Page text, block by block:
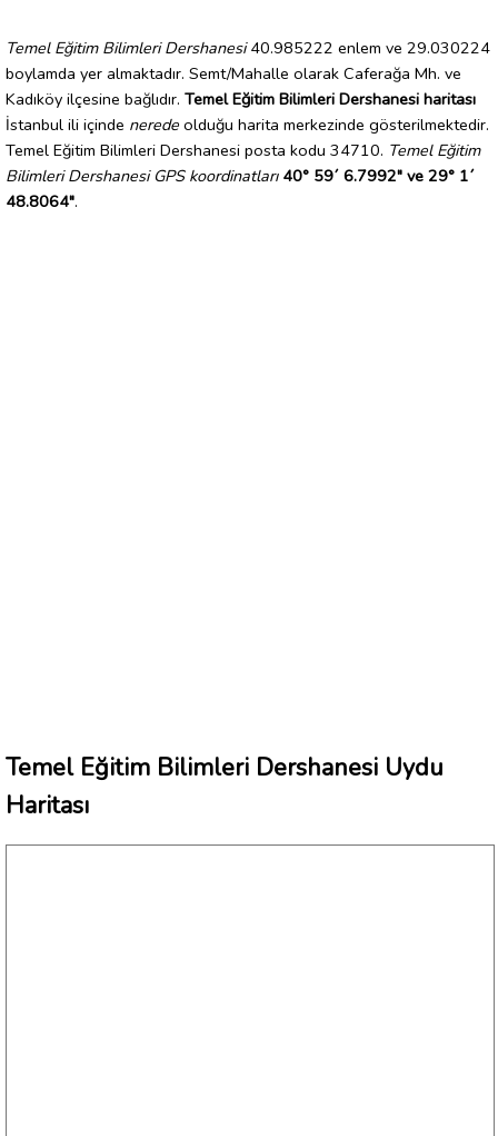
Temel Eğitim Bilimleri Dershanesi40.985222 enlem ve 29.030224
boylamda yer almaktadır. Semt/Mahalle olarak Caferağa Mh. ve
Kadıköy ilçesine bağlıdır. Temel Eğitim Bilimleri Dershanesi haritası
İstanbul ili içinde nerede olduğu harita merkezinde gösterilmektedir.
Temel Eğitim Bilimleri Dershanesi posta kodu 34710. Temel Eğitim
Bilimleri Dershanesi GPS koordinatları 40° 59´ 6.7992" ve 29° 1´
48.8064".
Temel Eğitim Bilimleri Dershanesi Uydu
Haritası